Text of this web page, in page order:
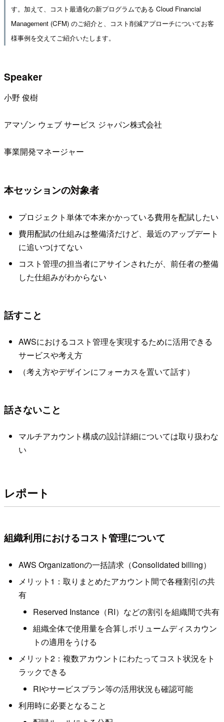
す。加えて、コスト最適化の新プログラムである Cloud Financial
Management (CFM) のご紹介と、コスト削減アプローチについてお客
様事例を交えてご紹介いたします。
Speaker
小野 俊樹
アマゾン ウェブ サービス ジャパン株式会社
事業開発マネージャー
本セッションの対象者
プロジェクト単体で本来かかっている費用を配賦したい
費用配賦の仕組みは整備済だけど、最近のアップデート
に追いつけてない
コスト管理の担当者にアサインされたが、前任者の整備
した仕組みがわからない
話すこと
AWSにおけるコスト管理を実現するために活用できる
サービスや考え方
（考え方やデザインにフォーカスを置いて話す）
話さないこと
マルチアカウント構成の設計詳細については取り扱わな
い
レポート
組織利用におけるコスト管理について
AWS Organizationの一括請求（Consolidated billing）
メリット1：取りまとめたアカウント間で各種割引の共
有
Reserved Instance（RI）などの割引を組織間で共有
組織全体で使用量を合算しボリュームディスカウン
トの適用をうける
メリット2：複数アカウントにわたってコスト状況をト
ラックできる
RIやサービスプラン等の活用状況も確認可能
利用時に必要となること